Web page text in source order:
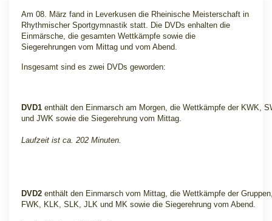
Am 08. März fand in Leverkusen die Rheinische Meisterschaft in
Rhythmischer Sportgymnastik statt. Die DVDs enhalten die
Einmärsche, die gesamten Wettkämpfe sowie die
Siegerehrungen vom Mittag und vom Abend.
Insgesamt sind es zwei DVDs geworden:
DVD1 enthält den Einmarsch am Morgen, die Wettkämpfe der KWK,
und JWK sowie die Siegerehrung vom Mittag.
Laufzeit ist ca. 202 Minuten.
DVD2 enthält den Einmarsch vom Mittag, die Wettkämpfe der
FWK, KLK, SLK, JLK und MK sowie die Siegerehrung vom Abend.